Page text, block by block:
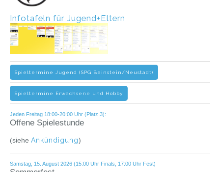
Infotafeln für Jugend+Eltern
Spieltermine Jugend (SPG Beinstein/Neustadt)
Spieltermine Erwachsene und Hobby
Jeden Freitag 18:00-20:00 Uhr (Platz 3):
Offene Spielestunde
(siehe Ankündigung)
Samstag, 15. August 2026 (15:00 Uhr Finals, 17:00 Uhr Fest)